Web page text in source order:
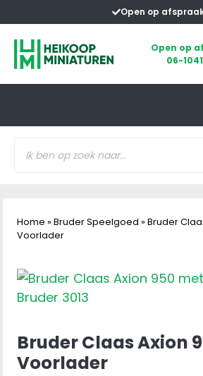
naar
inhoud
Open op
Open op
06-
zoeken
Home » Bruder Speelgoed » Bruder
Voorlader
Bruder Claas Axion
Voorlader